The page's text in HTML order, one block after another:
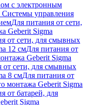
с электронным
Системы управления
Для питания от сети,
Geberit Sigma
от сети, для смывных
12 смДля питания от
Geberit Sigma
от сети, для смывных
8 смДля питания от
монтажа Geberit Sigma
от батарей, для
Sigma